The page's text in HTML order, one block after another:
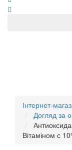
Інтернет-
Догляд за
Вітаміном с